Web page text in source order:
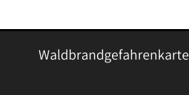
Waldbrandgefahrenkarte